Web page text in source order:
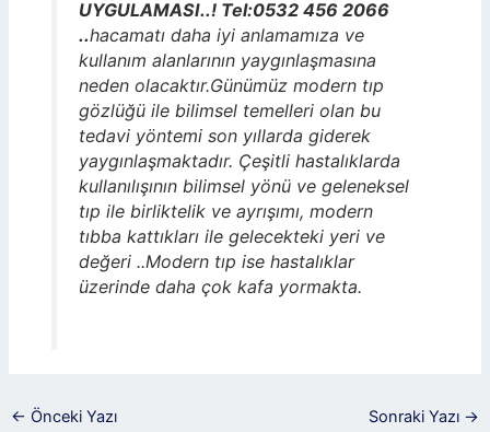
UYGULAMASI..! Tel:0532 456 2066
..hacamatı daha iyi anlamamıza ve
kullanım alanlarının yaygınlaşmasına
neden olacaktır.Günümüz modern tıp
gözlüğü ile bilimsel temelleri olan bu
tedavi yöntemi son yıllarda giderek
yaygınlaşmaktadır. Çeşitli hastalıklarda
kullanılışının bilimsel yönü ve geleneksel
tıp ile birliktelik ve ayrışımı, modern
tıbba kattıkları ile gelecekteki yeri ve
değeri ..Modern tıp ise hastalıklar
üzerinde daha çok kafa yormakta.
← Önceki Yazı Sonraki Yazı →